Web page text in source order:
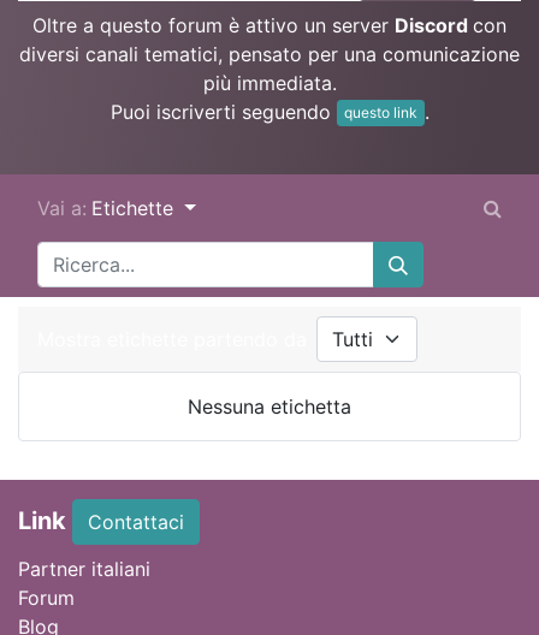
Oltre a questo forum è attivo un server Discord con
diversi canali tematici, pensato per una comunicazione
più immediata.
Puoi iscriverti seguendo
questo link .
Vai a: Etichette
Nessuna etichetta
Link
Contattaci
Partner italiani
Forum
Blog